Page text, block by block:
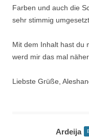
Farben und auch die
sehr stimmig umgesetzt.
Mit dem Inhalt hast du
werd mir das mal
Liebste Grüße,
Ardeija